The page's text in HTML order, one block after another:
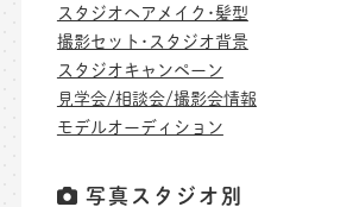
スタジオヘアメイク･髪型
撮影セット･スタジオ背景
スタジオキャンペーン
見学会/相談会/撮影会情報
モデルオーディション
写真スタジオ別